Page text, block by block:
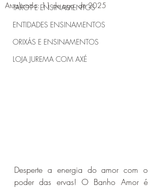
TAROT E ENSINAMENTOS
ENTIDADES ENSINAMENTOS
ORIXÁS E ENSINAMENTOS
LOJA JUREMA COM AXÉ
Atualizado:11 de ago. de 2025
Desperte a energia do amor com o
poder das ervas! O Banho Amor é